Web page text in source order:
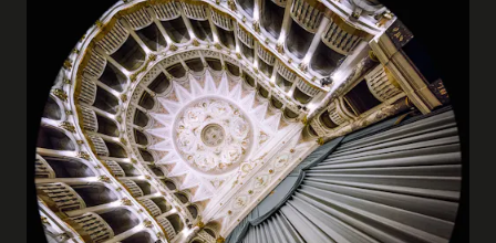
Fotografie
Categorie di edifici
Luoghi
Città
Stili architettonici